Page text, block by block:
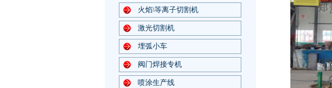
火焰\等离子切割机
激光切割机
埋弧小车
阀门焊接专机
喷涂生产线